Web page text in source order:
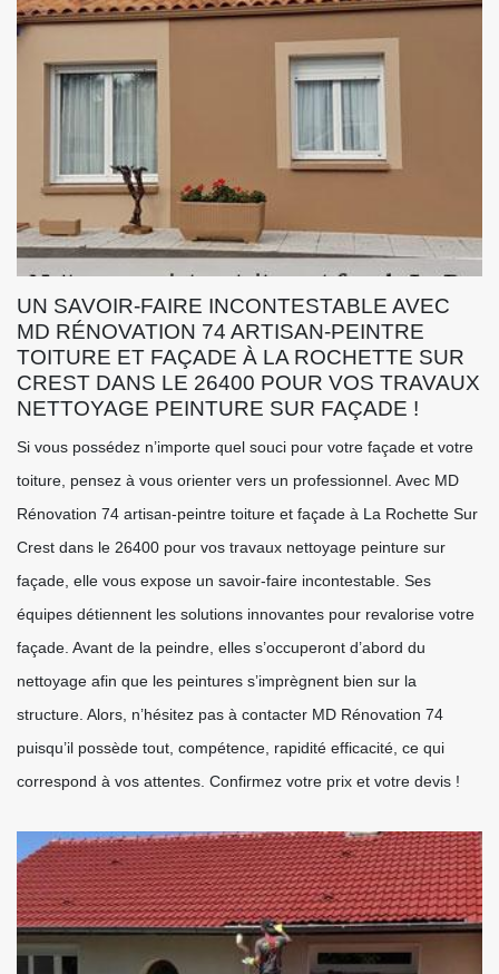
UN SAVOIR-FAIRE INCONTESTABLE AVEC
MD RÉNOVATION 74 ARTISAN-PEINTRE
TOITURE ET FAÇADE À LA ROCHETTE SUR
CREST DANS LE 26400 POUR VOS TRAVAUX
NETTOYAGE PEINTURE SUR FAÇADE !
Si vous possédez n’importe quel souci pour votre façade et votre
toiture, pensez à vous orienter vers un professionnel. Avec MD
Rénovation 74 artisan-peintre toiture et façade à La Rochette Sur
Crest dans le 26400 pour vos travaux nettoyage peinture sur
façade, elle vous expose un savoir-faire incontestable. Ses
équipes détiennent les solutions innovantes pour revalorise votre
façade. Avant de la peindre, elles s’occuperont d’abord du
nettoyage afin que les peintures s’imprègnent bien sur la
structure. Alors, n’hésitez pas à contacter MD Rénovation 74
puisqu’il possède tout, compétence, rapidité efficacité, ce qui
correspond à vos attentes. Confirmez votre prix et votre devis !